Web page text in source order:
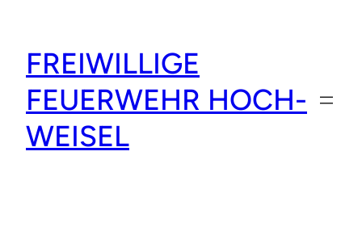
springen
FREIWILLIGE
FEUERWEHR HOCH-
WEISEL